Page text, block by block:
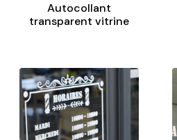
Autocollant
transparent vitrine